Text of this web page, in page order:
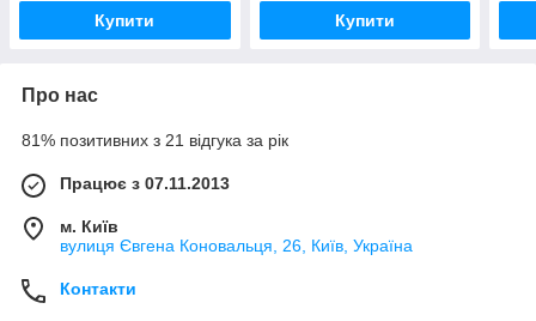
Купити Купити
Про нас
81% позитивних з 21 відгука за рік
Працює з 07.11.2013
м. Київ
вулиця Євгена Коновальця, 26, Київ, Україна
Контакти